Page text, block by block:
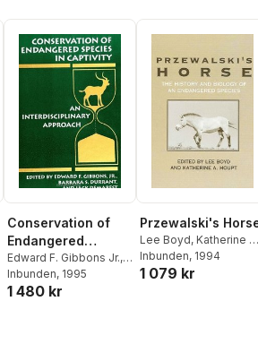
Conservation of
Endangered
Species in
Captivity
Edward F. Gibbons Jr.,
Barbara S. Durrant
Demarest
Inbunden, 1995
1 480 kr
Przewalski's
Lee Boyd, Katherine A.
Houpt
Inbunden, 1994
1 079 kr